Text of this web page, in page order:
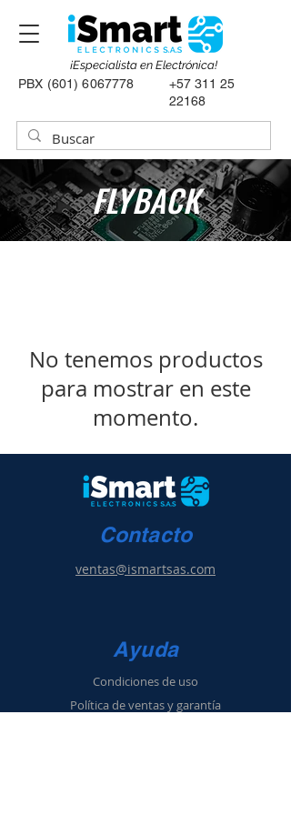
PBX (601) 6067778
+57 311 25
22168
¡Especialista en Electrónica!
FLYBACK
No tenemos productos
para mostrar en este
momento.
Contacto
ventas@ismartsas.com
Ayuda
Condiciones de uso
Política de ventasy garantía